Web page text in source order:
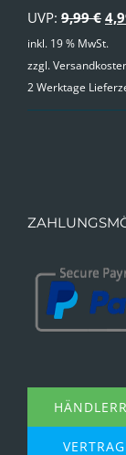
UVP: 9,99€
Preis
inkl. 19 % MwSt.
zzgl.
2 Werktage